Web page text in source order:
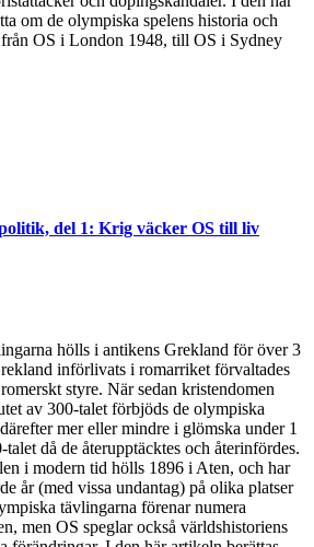
om de olympiska spelens historia och
OS i London 1948, till OS i Sydney
del 1: Krig väcker OS till liv
hölls i antikens Grekland för över 3
införlivats i romarriket förvaltades
styre. När sedan kristendomen
av 300-talet förbjöds de olympiska
mer eller mindre i glömska under 1
då de återupptäcktes och återinfördes.
i modern tid hölls 1896 i Aten, och har
år (med vissa undantag) på olika platser
tävlingarna förenar numera
men OS speglar också världshistoriens